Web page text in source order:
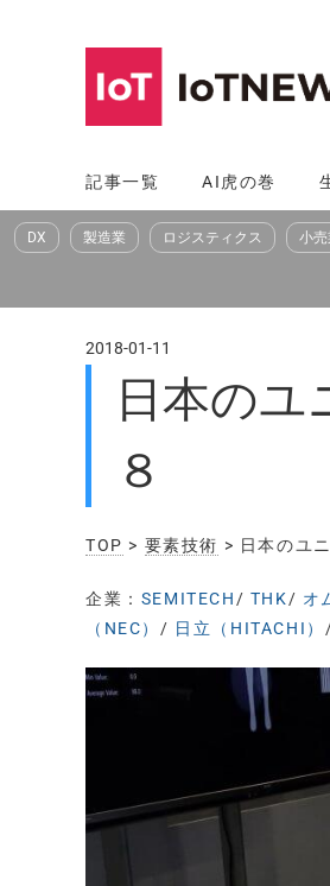
へ
ス
記事一覧 AI虎の巻
DX 製造業 ロジスティクス 小売
2018-01-11
日本の
８
TOP > 要素技術 > 日本のユ
企業： SEMITECH / THK/ オ
（NEC） / 日立（HITACHI）